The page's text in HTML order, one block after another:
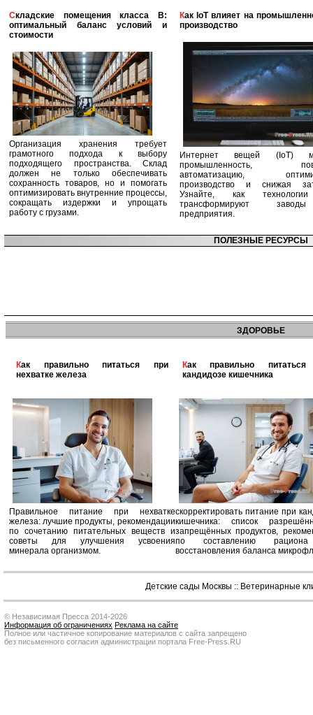
Складские помещения класса B:
оптимальный баланс условий и
стоимости
Организация хранения требует
грамотного подхода к выбору
подходящего пространства. Склад
должен не только обеспечивать
сохранность товаров, но и помогать
оптимизировать внутренние процессы,
сокращать издержки и упрощать
работу с грузами.
Как IoT влияет на промышленность и
производство
Интернет вещей (IoT)
промышленность,
автоматизацию,
производство и снижая
Узнайте, как
трансформируют
предприятия.
ПОЛЕЗНЫЕ РЕСУРСЫ
ЗДОРОВЬЕ
Как правильно питаться при
нехватке железа
Правильное питание при нехватке
железа: лучшие продукты, рекомендации
по сочетанию питательных веществ и
советы для улучшения усвоения
минерала организмом.
Как правильно питаться при
кандидозе кишечника
скорректировать питание при
кишечника: список
запрещённых продуктов,
по составлению
восстановления баланса
Детские сады Москвы :: Ветеринарные
© Независимая Пресса 2014-2026
Информация об ограничениях Реклама на сайте
Полное или частичное копирование материалов с сайта запрещено
без письменного согласия администрации портала Free-Press.RU